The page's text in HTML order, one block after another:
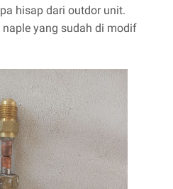
hisap dari outdor unit.
yang sudah di modif